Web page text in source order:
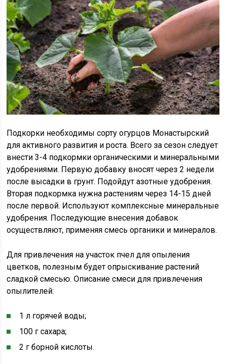
Подкорки необходимы сорту огурцов Монастырский
для активного развития и роста. Всего за сезон следует
внести 3-4 подкормки органическими и минеральными
удобрениями. Первую добавку вносят через 2 недели
после высадки в грунт. Подойдут азотные удобрения.
Вторая подкормка нужна растениям через 14-15 дней
после первой. Используют комплексные минеральные
удобрения. Последующие внесения добавок
осуществляют, применяя смесь органики и минералов.
Для привлечения на участок пчел для опыления
цветков, полезным будет опрыскивание растений
сладкой смесью. Описание смеси для привлечения
опылителей:
1 л горячей воды;
100 г сахара;
2 г борной кислоты.